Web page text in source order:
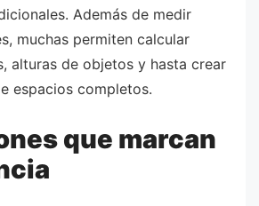
Además de medir
muchas permiten calcular
alturas de objetos y hasta crear
espacios completos.
que marcan